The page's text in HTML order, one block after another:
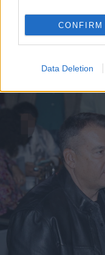
CONFIRM
Data Deletion